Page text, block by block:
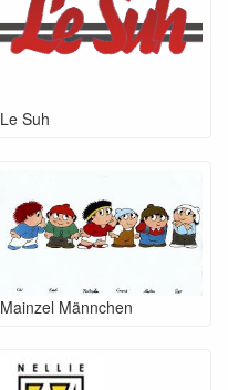
Le Suh
Mainzel Männchen